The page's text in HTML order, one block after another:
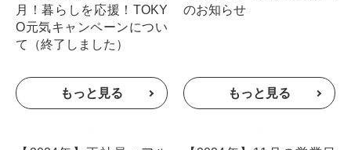
月！暮らしを応援！TOKY
O元気キャンペーンについ
て（終了しました）
のお知らせ